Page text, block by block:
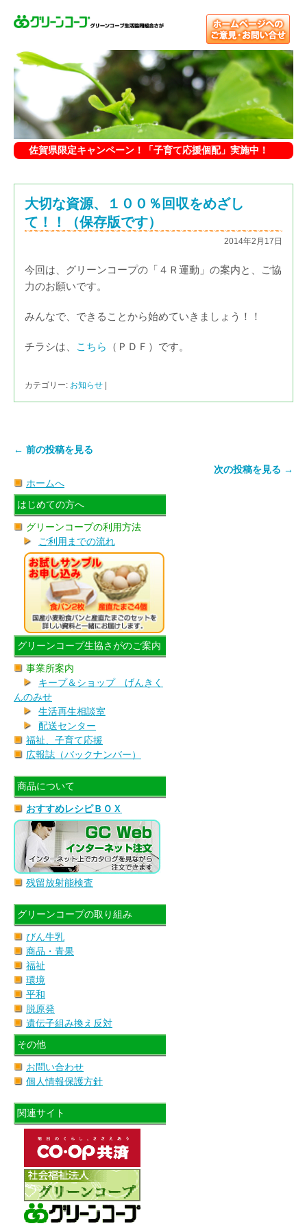
佐賀県限定キャンペーン！「子育て応援個配」実施中！
大切な資源、１００％回収をめざし
て！！（保存版です）
2014年2月17日
今回は、グリーンコープの「４Ｒ運動」の案内と、ご協
力のお願いです。
みんなで、できることから始めていきましょう！！
チラシは、 こちら （ＰＤＦ）です。
カテゴリー: お知らせ |
← 前の投稿を見る
次の投稿を見る →
ホームへ
はじめての方へ
グリーンコープの利用方法
ご利用までの流れ
グリーンコープ生協さがのご案内
事業所案内
キープ＆ショップ げんきく
んのみせ
生活再生相談室
配送センター
福祉、子育て応援
広報誌（バックナンバー）
商品について
おすすめレシピＢＯＸ
残留放射能検査
グリーンコープの取り組み
びん牛乳
商品・青果
福祉
環境
平和
脱原発
遺伝子組み換え反対
その他
お問い合わせ
個人情報保護方針
関連サイト